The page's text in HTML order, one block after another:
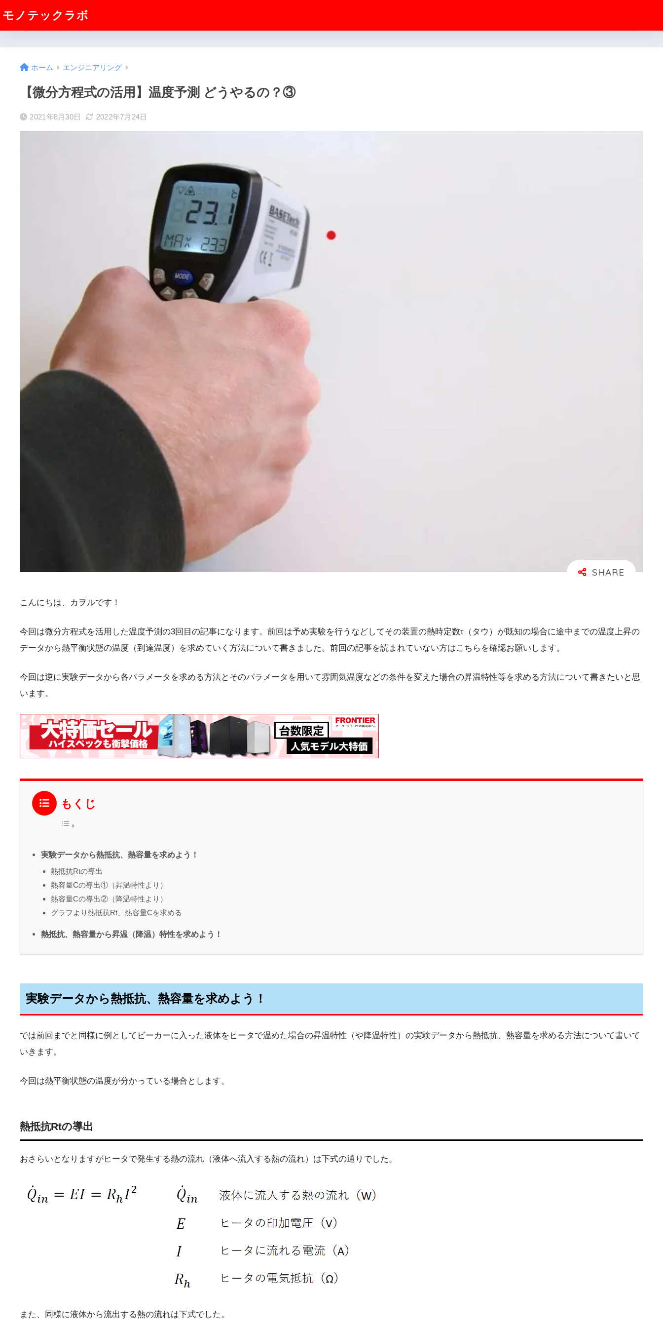
モノテックラボ
ホーム エンジニアリング
【微分方程式の活用】温度予測 どうやるの？③
2021年8月30日 2022年7月24日
こんにちは、カヲルです！
今回は微分方程式を活用した温度予測の3回目の記事になります。前回は予め実験を行うなどしてその装置の熱時定数τ（タウ）が既知の場合に途中までの温度上昇の
データから熱平衡状態の温度（到達温度）を求めていく方法について書きました。前回の記事を読まれていない方はこちらを確認お願いします。
今回は逆に実験データから各パラメータを求める方法とそのパラメータを用いて雰囲気温度などの条件を変えた場合の昇温特性等を求める方法について書きたいと思
います。
もくじ
実験データから熱抵抗、熱容量を求めよう！
熱抵抗Rtの導出
熱容量Cの導出①（昇温特性より）
熱容量Cの導出②（降温特性より）
グラフより熱抵抗Rt、熱容量Cを求める
熱抵抗、熱容量から昇温（降温）特性を求めよう！
実験データから熱抵抗、熱容量を求めよう！
では前回までと同様に例としてビーカーに入った液体をヒータで温めた場合の昇温特性（や降温特性）の実験データから熱抵抗、熱容量を求める方法について書いて
いきます。
今回は熱平衡状態の温度が分かっている場合とします。
熱抵抗Rtの導出
おさらいとなりますがヒータで発生する熱の流れ（液体へ流入する熱の流れ）は下式の通りでした。
また、同様に液体から流出する熱の流れは下式でした。